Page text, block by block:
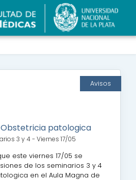
Avisos
Obstetricia patologica
3 y 4 - Viernes 17/05
este viernes 17/05 se
de los seminarios 3 y 4
en el Aula Magna de